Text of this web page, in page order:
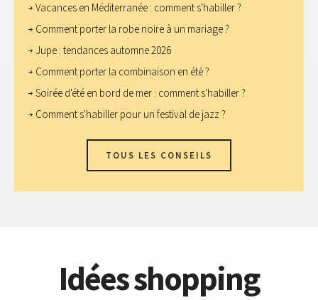
Vacances en Méditerranée : comment s'habiller ?
Comment porter la robe noire à un mariage ?
Jupe : tendances automne 2026
Comment porter la combinaison en été ?
Soirée d'été en bord de mer : comment s'habiller ?
Comment s'habiller pour un festival de jazz ?
TOUS LES CONSEILS
Idées shopping